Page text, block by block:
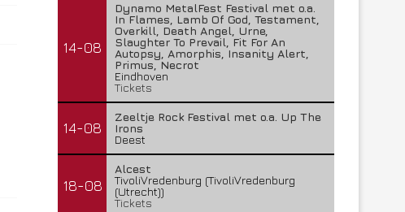
14-08
Dynamo MetalFest Festival met o.a.
In Flames, Lamb Of God, Testament,
Overkill, Death Angel, Urne,
Slaughter To Prevail, Fit For An
Autopsy, Amorphis, Insanity Alert,
Primus, Necrot
Eindhoven
Tickets
14-08
Zeeltje Rock Festival met o.a. Up The
Irons
Deest
18-08
Alcest
TivoliVredenburg (TivoliVredenburg
(Utrecht))
Tickets